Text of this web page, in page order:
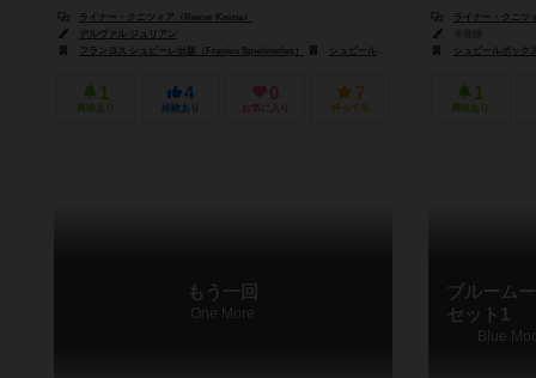
ライナー・クニツィア（Reiner Knizia）
デルヴァル ジュリアン
フランヨス シュピーレ出版（Franjos Spieleverlag）
シュピールボックス（Spielbox）
1
興味あり
4
経験あり
0
お気に入り
7
持ってる
ライナー・クニツ
シュピールボック
1
興味あり
もう一回
One More
ブルーム
セット1
Blue